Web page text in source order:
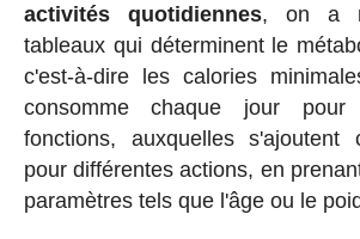
activités quotidiennes, on a
tableaux qui déterminent le
c'est-à-dire les calories
consomme chaque jour pour
fonctions, auxquelles s'ajoutent
pour différentes actions, en
paramètres tels que l'âge ou le